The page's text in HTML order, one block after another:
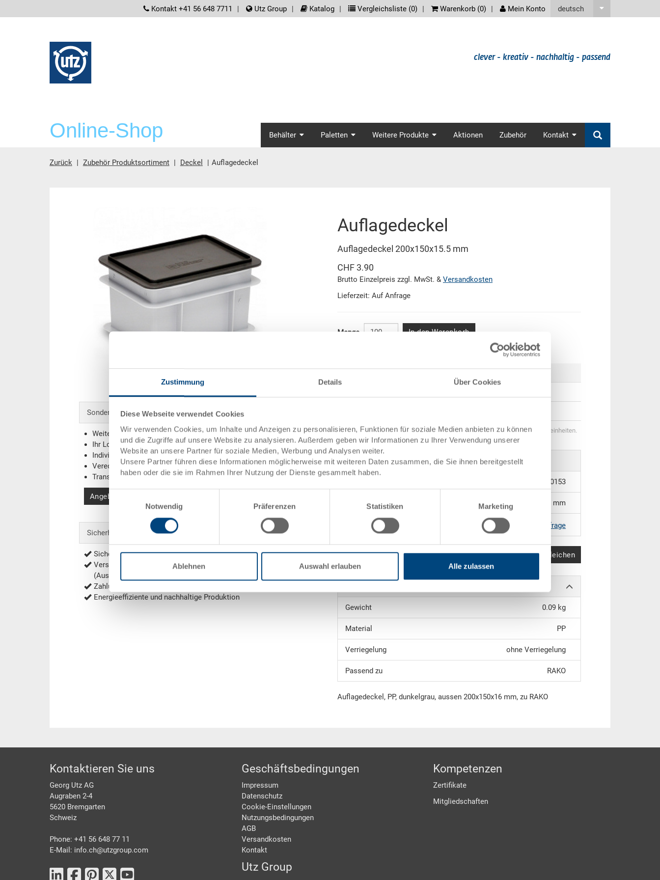
Zustimmung Details Über Cookies
Diese Webseite verwendet Cookies
Wir verwenden Cookies, um Inhalte und Anzeigen zu personalisieren, Funktionen für soziale Medien anbieten zu können
und die Zugriffe auf unsere Website zu analysieren. Außerdem geben wir Informationen zu Ihrer Verwendung unserer
Website an unsere Partner für soziale Medien, Werbung und Analysen weiter.
Unsere Partner führen diese Informationen möglicherweise mit weiteren Daten zusammen, die Sie ihnen bereitgestellt
haben oder die sie im Rahmen Ihrer Nutzung der Dienste gesammelt haben.
Einwilligungsauswahl
Notwendig
Präferenzen Statistiken Marketing
Ablehnen Auswahl erlauben Alle zulassen
deutsch
screenreader.meta_nav
Kontakt +41 56 648 7711 Utz Group Katalog Vergleichsliste (0) Warenkorb (0) Mein Konto
clever - kreativ - nachhaltig - passend
Online-Shop screenreader.main_nav
Behälter Paletten Weitere Produkte Aktionen Zubehör Kontakt
Zurück Zubehör Produktsortiment Deckel Auflagedeckel
Sonderanfertigungen - Unser Spezialgebiet
Weitere Farben
Ihr Logo / Labeling(Beispiele)
Individuelle Systemlösungen
Veredelungen
Transponder (RFID) / Barcodes (Beispiele)
Angebot anfordern
Sicherheit & Bestellung
Sichere Bestellung mit Verschlüsselung
Versandkostenfrei ab 1'000.- CHF Nettowarenwert
(Ausnahmen siehe
Zahlung per Rechnung, Vorauskasse
Energieeffiziente und nachhaltige Produktion
Auflagedeckel
Auflagedeckel 200x150x15.5 mm
CHF 3.90
Brutto Einzelpreis zzgl. MwSt. & Versandkosten
Lieferzeit: Auf Anfrage
Menge
In den Warenkorb
Mengenstaffeln entsprechen Verpackungseinheiten.
Artikeldaten
3-944-0.7010.0153
Aussenmasse: 200 x 150 x 16 mm
Weitere Farben auf Anfrage
Angebot anfordern Produkt vergleichen
Gewicht 0.09 kg
Material PP
Verriegelung ohne Verriegelung
Passend zu RAKO
Auflagedeckel, PP, dunkelgrau, aussen 200x150x16 mm, zu RAKO
Footer
Kontaktieren Sie uns
Georg Utz AG
Augraben 2-4
5620 Bremgarten
Schweiz
Phone: +41 56 648 77 11
E-Mail: info.ch@utzgroup.com
Geschäftsbedingungen
Impressum
Datenschutz
Cookie-Einstellungen
Nutzungsbedingungen
AGB
Versandkosten
Kontakt
Utz Group
Kompetenzen
Zertifikate
Mitgliedschaften